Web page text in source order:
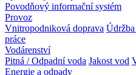
Povodňový informační systém
Provoz
Vnitropodniková doprava
práce
Vodárenství
Pitná / Odpadní voda Jakost vod
Energie a odpady